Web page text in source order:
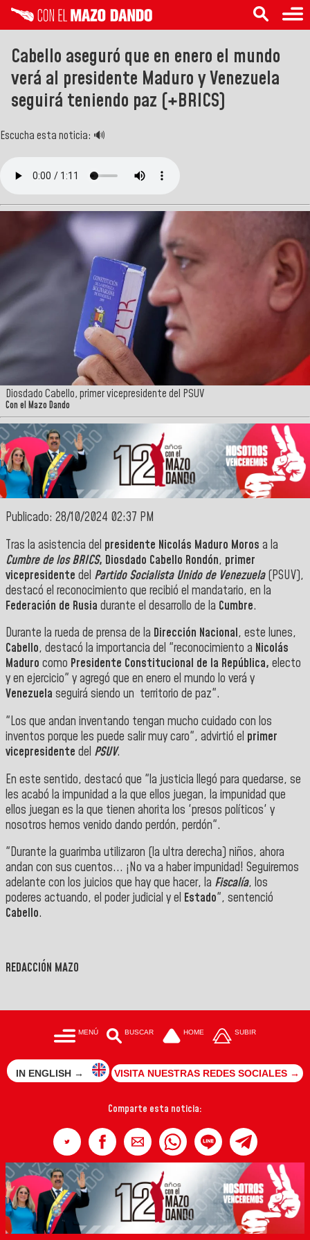
Cabello aseguró que en enero el mundo
verá al presidente Maduro y Venezuela
seguirá teniendo paz (+BRICS)
Escucha esta noticia: 🔊
Diosdado Cabello, primer vicepresidente del PSUV
Con el Mazo Dando
Publicado: 28/10/2024 02:37 PM
Tras la asistencia del presidente Nicolás Maduro Moros a la
Cumbre de los BRICS, Diosdado Cabello Rondón, primer
vicepresidente del Partido Socialista Unido de Venezuela(PSUV),
destacó el reconocimiento que recibió el mandatario, en la
Federación de Rusia durante el desarrollo de la Cumbre.
Durante la rueda de prensa de la Dirección Nacional, este lunes,
Cabello, destacó la importancia del "reconocimiento a Nicolás
Maduro como Presidente Constitucional de la República, electo
y en ejercicio" y agregó que en enero el mundo lo verá y
Venezuela seguirá siendo un territorio de paz".
"Los que andan inventando tengan mucho cuidado con los
inventos porque les puede salir muy caro", advirtió el primer
vicepresidente del PSUV.
En este sentido, destacó que "la justicia llegó para quedarse, se
les acabó la impunidad a la que ellos juegan, la impunidad que
ellos juegan es la que tienen ahorita los 'presos políticos' y
nosotros hemos venido dando perdón, perdón".
"Durante la guarimba utilizaron (la ultra derecha) niños, ahora
andan con sus cuentos... ¡No va a haber impunidad! Seguiremos
adelante con los juicios que hay que hacer, la Fiscalía, los
poderes actuando, el poder judicial y el Estado", sentenció
Cabello.
REDACCIÓN MAZO
MENÚ BUSCAR HOME SUBIR
IN ENGLISH → VISITA NUESTRAS REDES SOCIALES →
Comparte esta noticia: